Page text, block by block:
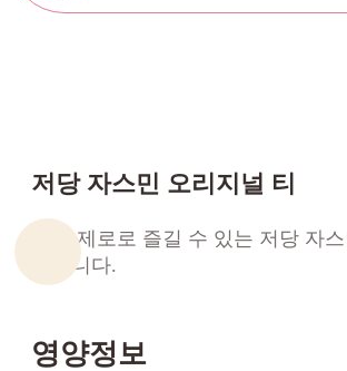
저당 자스민 오리지널 티
당을 제로로 즐길 수 있는 저당 자스
티입니다.
영양정보